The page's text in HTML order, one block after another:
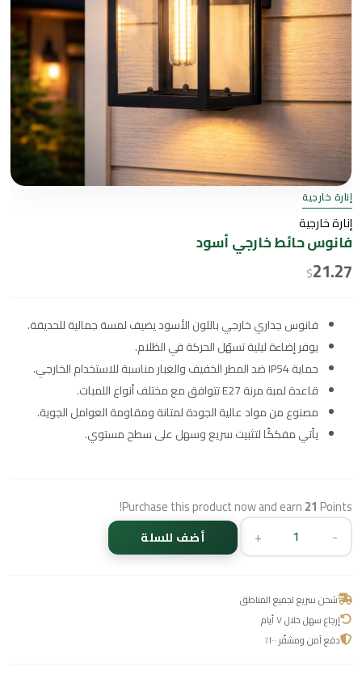
إنارة خارجية
إنارة خارجية
فانوس حائط خارجي أسود
$21.27
فانوس جداري خارجي باللون الأسود يضيف لمسة جمالية للحديقة.
يوفر إضاءة ليلية تسهّل الحركة في الظلام.
حماية IP54 ضد المطر الخفيف والغبار مناسبة للاستخدام الخارجي.
قاعدة لمبة مرنة E27 تتوافق مع مختلف أنواع اللمبات.
مصنوع من مواد عالية الجودة لمتانة ومقاومة العوامل الجوية.
يأتي مفككًا لتثبيت سريع وسهل على سطح مستوي.
Purchase this product now and earn21 Points!
-
+ أضف للسلة
شحن سريع لجميع المناطق
إرجاع سهل خلال ٧ أيام
دفع آمن ومشفّر ١٠٠٪